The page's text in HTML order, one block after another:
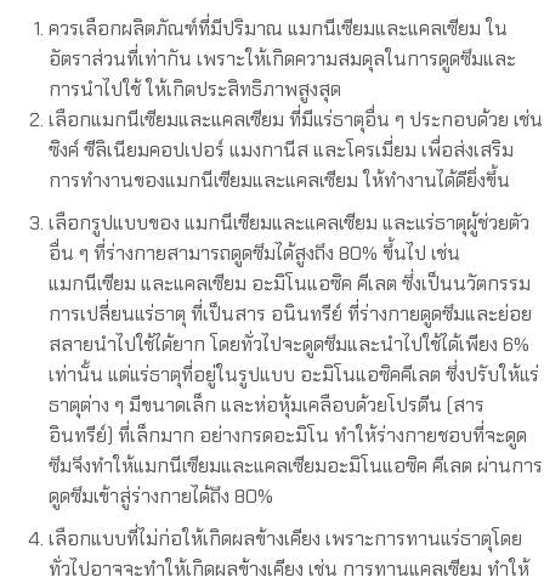
ควรเลือกผลิตภัณฑ์ที่มีปริมาณ แมกนีเซียมและแคลเซียม ใน
อัตราส่วนที่เท่ากัน เพราะให้เกิดความสมดุลในการดูดซึมและ
การนำไปใช้ ให้เกิดประสิทธิภาพสูงสุด
เลือกแมกนีเซียมและแคลเซียม ที่มีแร่ธาตุอื่น ๆ ประกอบด้วย เช่น
ซิงค์ ซีลิเนียมคอปเปอร์ แมงกานีส และโครเมี่ยม เพื่อส่งเสริม
การทำงานของแมกนีเซียมและแคลเซียม ให้ทำงานได้ดียิ่งขึ้น
เลือกรูปแบบของ แมกนีเซียมและแคลเซียม และแร่ธาตุผู้ช่วยตัว
อื่น ๆ ที่ร่างกายสามารถดูดซึมได้สูงถึง 80% ขึ้นไป เช่น
แมกนีเซียม และแคลเซียม อะมิโนแอซิค คีเลต ซึ่งเป็นนวัตกรรม
การเปลี่ยนแร่ธาตุ ที่เป็นสาร อนินทรีย์ ที่ร่างกายดูดซึมและย่อย
สลายนำไปใช้ได้ยาก โดยทั่วไปจะดูดซึมและนำไปใช้ได้เพียง 6%
เท่านั้น แต่แร่ธาตุที่อยู่ในรูปแบบ อะมิโนแอซิคคีเลต ซึ่งปรับให้แร่
ธาตุต่าง ๆ มีขนาดเล็ก และห่อหุ้มเคลือบด้วยโปรตีน (สาร
อินทรีย์) ที่เล็กมาก อย่างกรดอะมิโน ทำให้ร่างกายชอบที่จะดูด
ซึมจึงทำให้แมกนีเซียมและแคลเซียมอะมิโนแอซิค คีเลต ผ่านการ
ดูดซึมเข้าสู่ร่างกายได้ถึง 80%
เลือกแบบที่ไม่ก่อให้เกิดผลข้างเคียง เพราะการทานแร่ธาตุโดย
ทั่วไปอาจจะทำให้เกิดผลข้างเคียง เช่น การทานแคลเซียม ทำให้